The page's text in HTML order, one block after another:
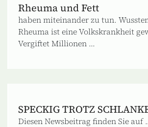
Rheuma und Fett
haben miteinander zu tun.
Rheuma ist eine Volkskrankheit
Vergiftet Millionen ...
SPECKIG TROTZ
Diesen Newsbeitrag finden Sie auf